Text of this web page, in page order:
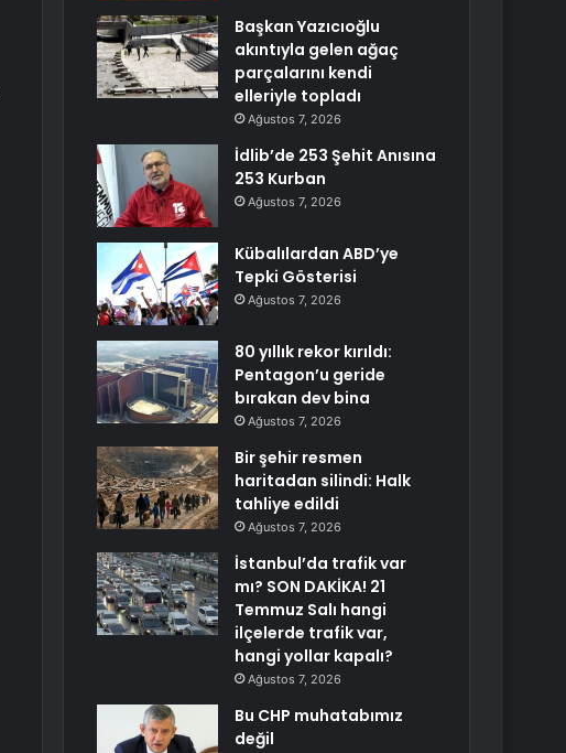
Başkan Yazıcıoğlu
akıntıyla gelen ağaç
parçalarını kendi
elleriyle topladı
Ağustos 7, 2026
İdlib’de 253 Şehit Anısına
253 Kurban
Ağustos 7, 2026
Kübalılardan ABD’ye
Tepki Gösterisi
Ağustos 7, 2026
80 yıllık rekor kırıldı:
Pentagon’u geride
bırakan dev bina
Ağustos 7, 2026
Bir şehir resmen
haritadan silindi: Halk
tahliye edildi
Ağustos 7, 2026
İstanbul’da trafik var
mı? SON DAKİKA! 21
Temmuz Salı hangi
ilçelerde trafik var,
hangi yollar kapalı?
Ağustos 7, 2026
Bu CHP muhatabımız
değil